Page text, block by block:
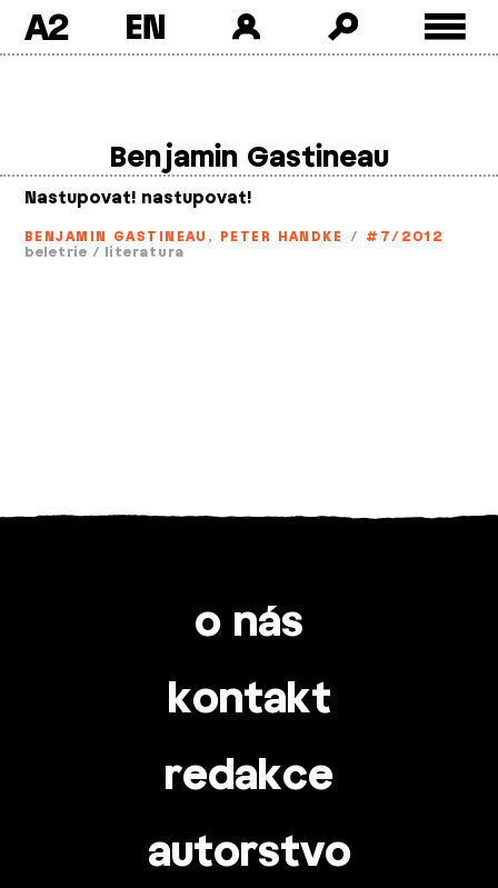
A2
Benjamin Gastineau
Nastupovat! nastupovat!
BENJAMIN GASTINEAU , PETER HANDKE / #7/2012
beletrie / literatura
o nás
kontakt
redakce
autorstvo